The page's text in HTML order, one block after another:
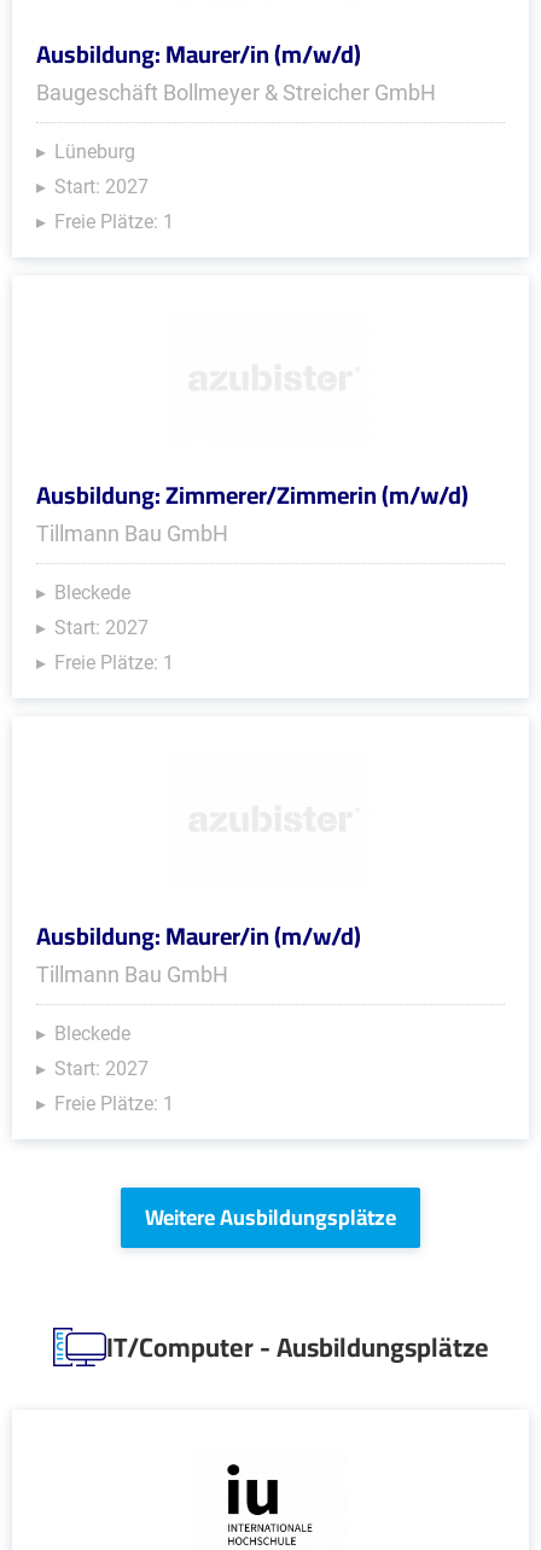
Ausbildung: Maurer/in (m/w/d)
Baugeschäft Bollmeyer & Streicher GmbH
Lüneburg
Start: 2027
Freie Plätze: 1
Ausbildung: Zimmerer/Zimmerin (m/w/d)
Tillmann Bau GmbH
Bleckede
Start: 2027
Freie Plätze: 1
Ausbildung: Maurer/in (m/w/d)
Tillmann Bau GmbH
Bleckede
Start: 2027
Freie Plätze: 1
Weitere Ausbildungsplätze
IT/Computer - Ausbildungsplätze